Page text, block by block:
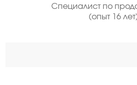
Специалист по
(опыт 16